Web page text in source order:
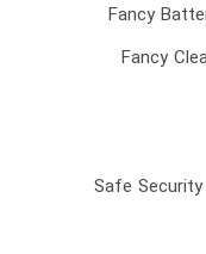
Fancy
Fancy
Safe